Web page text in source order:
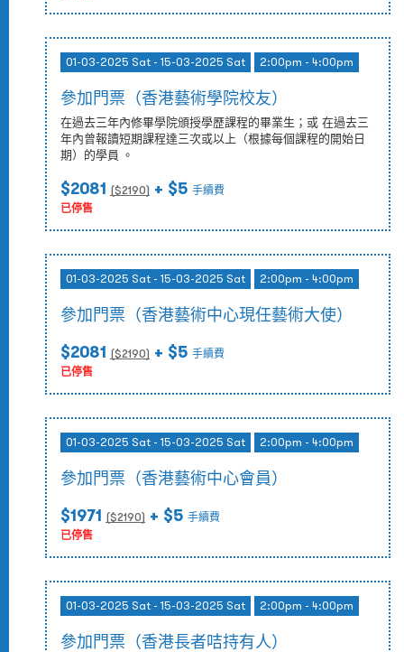
01-03-2025 Sat - 15-03-2025 Sat 2:00pm - 4:00pm
參加門票（香港藝術學院校友）
在過去三年內修畢學院頒授學歷課程的畢業生；或 在過去三
年內曾報讀短期課程達三次或以上（根據每個課程的開始日
期）的學員 。
$2081 ($2190) + $5 手續費
已停售
01-03-2025 Sat - 15-03-2025 Sat 2:00pm - 4:00pm
參加門票（香港藝術中心現任藝術大使）
$2081 ($2190) + $5 手續費
已停售
01-03-2025 Sat - 15-03-2025 Sat 2:00pm - 4:00pm
參加門票（香港藝術中心會員）
$1971 ($2190) + $5 手續費
已停售
01-03-2025 Sat - 15-03-2025 Sat 2:00pm - 4:00pm
參加門票（香港長者咭持有人）